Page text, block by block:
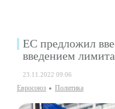
ЕС предложил
введением
23.11.2022 09:06
Евросоюз Политика